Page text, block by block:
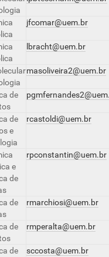
jfcomar@uem.br
lbracht@uem.br
masoliveira2@uem.br
de
de
e
rcastoldi@uem.br
e
de
rpconstantin@uem.br
de
rmarchiosi@uem.br
de
rmperalta@uem.br
de
sccosta@uem.br